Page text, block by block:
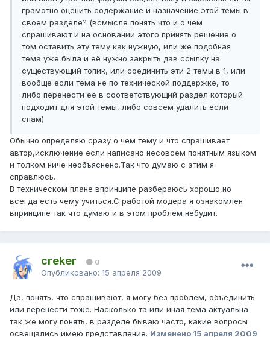
грамотно оценить содержание и назначение этой темы в
своём разделе? (всмысле понять что и о чём
спрашивают и на основании этого принять решение о
том оставить эту тему как нужную, или же подобная
тема уже была и её нужно закрыть дав ссылку на
существующий топик, или соединить эти 2 темы в 1, или
вообще если тема не по технической поддержке, то
либо перенести её в соответствующий раздел который
подходит для этой темы, либо совсем удалить если
спам)
Обычно определяю сразу о чем тему и что спрашивает
автор,исключение если написано несовсем понятным языком
и толком ниче необъяснено.Так что думаю с этим я
справлюсь.
В техническом плане впринципе разбераюсь хорошо,но
всегда есть чему учиться.С работой модера я ознакомлен
впринципе так что думаю и в этом проблем небудит.
creker 0
Опубликовано: 15 апреля 2009
Да, понять, что спрашивают, я могу без проблем, объединить
или перенести тоже. Насколько та или иная тема актуальна
так же могу понять, в разделе бываю часто, какие вопросы
освещались имею представление. Изменено 15 апреля 2009